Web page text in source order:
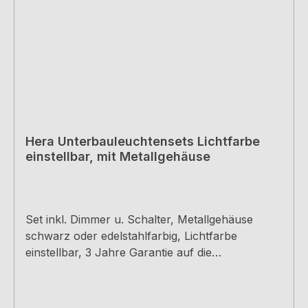
Hera Unterbauleuchtensets Lichtfarbe
einstellbar, mit Metallgehäuse
Set inkl. Dimmer u. Schalter, Metallgehäuse
schwarz oder edelstahlfarbig, Lichtfarbe
einstellbar, 3 Jahre Garantie auf die